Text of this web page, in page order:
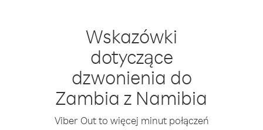
Wskazówki
dotyczące
dzwonienia do
Zambia z Namibia
Viber Out to więcej minut połączeń